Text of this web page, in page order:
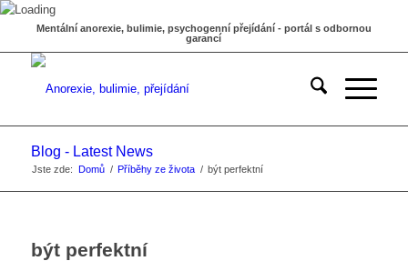
Mentální anorexie, bulimie, psychogenní přejídání - portál s odbornou
garancí
Blog - Latest News
Jste zde: Domů / Příběhy ze života / být perfektní
být perfektní